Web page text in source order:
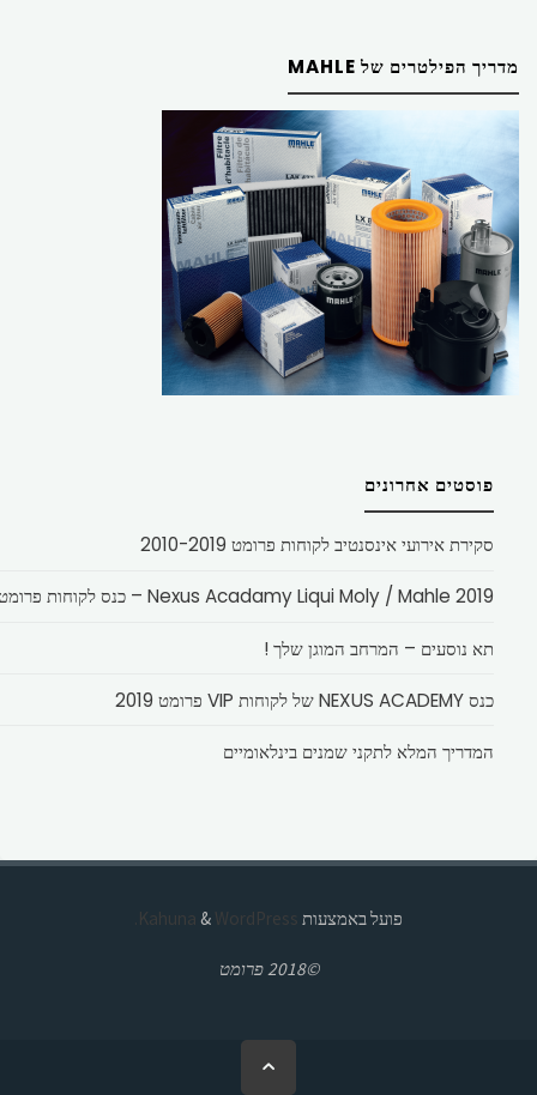
מדריך הפילטרים של MAHLE
פוסטים אחרונים
סקירת אירועי אינסנטיב לקוחות פרומט 2010-2019
Nexus Acadamy Liqui Moly / Mahle 2019 – כנס לקוחות פרומט
תא נוסעים – המרחב המוגן שלך !
כנס NEXUS ACADEMY של לקוחות VIP פרומט 2019
המדריך המלא לתקני שמנים בינלאומיים
פועל באמצעות & WordPress.
©2018 פרומט
בחזרה